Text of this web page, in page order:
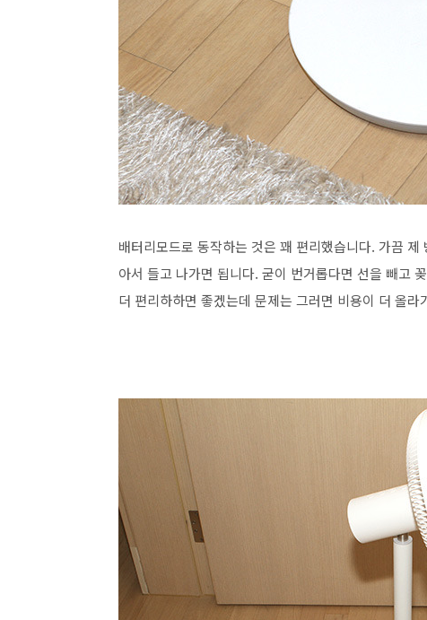
배터리모드로 동작하는 것은 꽤 편리했습니다. 가끔
아서 들고 나가면 됩니다. 굳이 번거롭다면 선을 빼고
더 편리하하면 좋겠는데 문제는 그러면 비용이 더 올라